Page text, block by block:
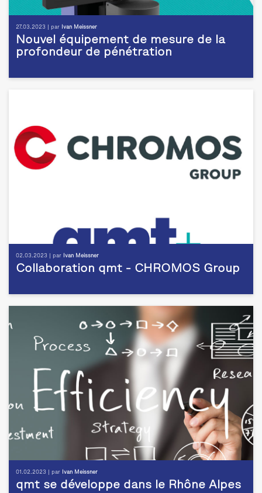
27.03.2023 | par Ivan Meissner
Nouvel équipement de mesure de la
profondeur de pénétration
02.03.2023 | par Ivan Meissner
Collaboration qmt - CHROMOS Group
01.02.2023 | par Ivan Meissner
qmt se développe dans le Rhône Alpes